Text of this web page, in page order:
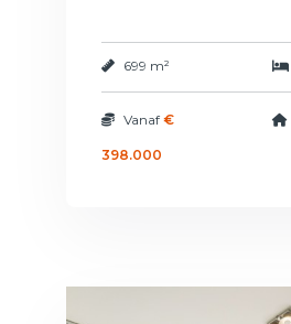
699 m²
Vanaf €
398.000